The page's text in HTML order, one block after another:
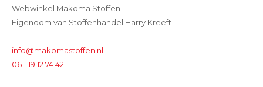
Webwinkel Makoma Stoffen
Eigendom van Stoffenhandel Harry Kreeft
info@makomastoffen.nl
06 - 19 12 74 42